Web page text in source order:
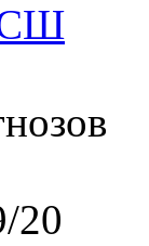
20